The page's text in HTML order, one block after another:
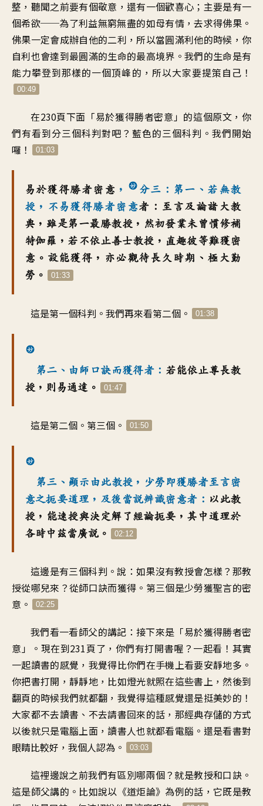
整 ， 聽聞之前要有個敬意 ，還有一個歡喜心 ； 主要是有一
個希欲──為了利益無窮無盡的如母有情，去求得佛果 。
佛果一定會成辦自他的二利 ，所以當圓滿利他的時候 ，你
自利也會達到最圓滿的生命的最高境界 。我們的生命是有
能力攀登到那樣的一個頂峰的 ， 所以大家要提策自己 ！
00:49
在230頁下面 「易於獲得勝者密意」的這個原文 ，你
們有看到分三個科判對吧 ？ 藍色的三個科判 。 我們開始
囉 ！ 01:03
易於獲得勝者密意 ， 分三 ： 第一 、 若無教
授 ， 不易獲得勝者密意者 ： 至言及論諸大教
典 ， 雖是第一最勝教授 ， 然初發業未曾慣修補
特伽羅 ， 若不依止善士教授 ， 直趣彼等難獲密
意 。 設能獲得 ， 亦必觀待長久時期 、 極大勤
勞。 01:33
這是第一個科判 。 我們再來看第二個 。 01:38
第二、由師口訣而獲得者 ： 若能依止尊長教
授 ， 則易通達 。 01:47
這是第二個 。 第三個 。 01:50
第三、顯示由此教授 ， 少勞即獲勝者至言密
意之扼要道理 ， 及後當說辨識密意者 ： 以此教
授 ， 能速授與決定解了 經論扼要， 其中道理於
各時中茲當廣說。 02:12
這邊是有三個科判 。說：如果沒有教授會怎樣？ 那教
授從哪兒來 ？從師口訣而獲得 。 第三個是少勞獲聖言的密
意 。 02:25
我們看一看師父的講記 ：接下來是 「易於獲得勝者密
意」。 現在到231頁了 ， 你們有打開書喔？一起看 ！ 其實
一起讀書的感覺 ， 我覺得比你們在手機上看要安靜地多 。
你把書打開 ，靜靜地 ， 比如燈光就照在這些書上 ，然後到
翻頁的時候我們就都翻，我覺得這種感覺還是挺美妙的 ！
大家都不去讀書 、 不去請書回來的話 ， 那經典存儲的方式
以後就只是電腦上面 ，讀書人也就都看電腦 。 還是看書對
眼睛比較好 ， 我個人認為 。 03:03
這裡邊說之前我們有區別哪兩個？就是教授和口訣 。
這是師父講的 。 比如說以《道炬論》為例的話 ， 它既是教